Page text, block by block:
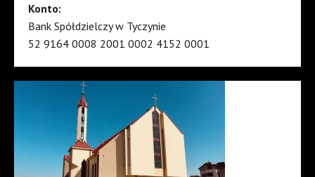
Konto:
Bank Spółdzielczy w Tyczynie
52 9164 0008 2001 0002 4152 0001